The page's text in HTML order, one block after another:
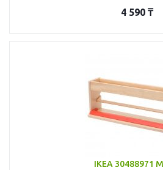
4 590 ₸
IKEA 30488971